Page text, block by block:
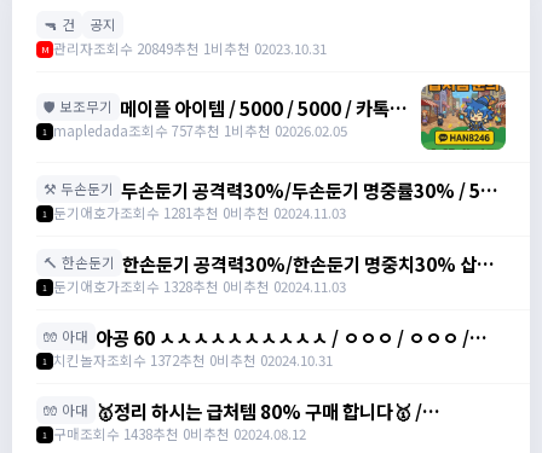
🔫 건 공지
M 관리자조회수 20849추천 1비추천 02023.10.31
🛡️ 보조무기 메이플 아이템 / 5000 / 5000 / 카톡
han8246
1 mapledada조회수 757추천 1비추천 02026.02.05
⚒️ 두손둔기 두손둔기 공격력30%/두손둔기 명중률30% / 500
만/200만 /
1 둔기애호가조회수 1281추천 0비추천 02024.11.03
🔨 한손둔기 한손둔기 공격력30%/한손둔기 명중치30% 삽니
다 / 300만/200만 /
1 둔기애호가조회수 1328추천 0비추천 02024.11.03
🧤 아대 아공 60 ㅅㅅㅅㅅㅅㅅㅅㅅㅅㅅ / ㅇㅇㅇ / ㅇㅇㅇ /
https://open.kakao.com/o/g9JtGnXg
1 치킨놀자조회수 1372추천 0비추천 02024.10.31
🧤 아대 🥇정리 하시는 급처템 80% 구매 합니다🥇 /
https://open.kakao.com/o/sq2dtyIg
1 구매조회수 1438추천 0비추천 02024.08.12